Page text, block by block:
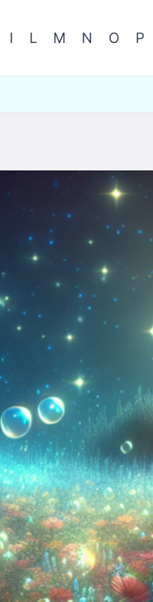
I L M N O P